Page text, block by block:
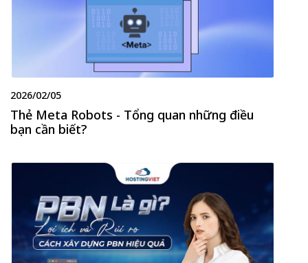
2026/02/05
Thẻ Meta Robots - Tổng quan những điều
bạn cần biết?